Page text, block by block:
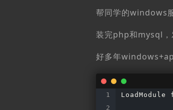
帮同学的windows
装完php和mysql，
好多年
LoadModule